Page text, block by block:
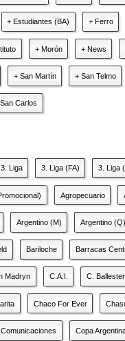
+ Estudiantes (BA) + Ferro
+ Morón + News
+ San Martín + San Telmo
Carlos
3. Liga 3. Liga (FA) 3. Liga
Agropecuario
Argentino (M) Argentino (Q)
Bariloche Barracas
Madryn C.A.I. C. Ballester
Chaco For Ever
Comunicaciones Copa